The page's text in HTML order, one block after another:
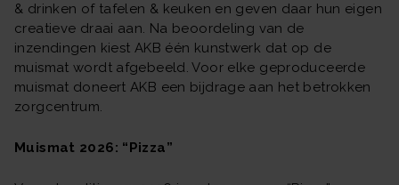
& drinken of tafelen & keuken en geven daar hun eigen
creatieve draai aan. Na beoordeling van de
inzendingen kiest AKB één kunstwerk dat op de
muismat wordt afgebeeld. Voor elke geproduceerde
muismat doneert AKB een bijdrage aan het betrokken
zorgcentrum.
Muismat 2026: “Pizza”